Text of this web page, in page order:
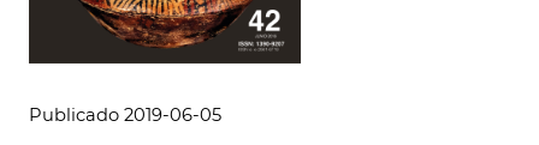
Publicado 2019-06-05